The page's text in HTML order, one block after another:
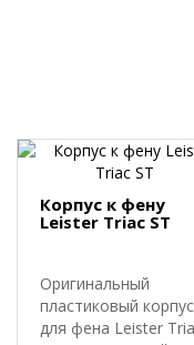
Корпус к фену
Leister Triac ST
Оригинальный
пластиковый корпус
для фена Leister